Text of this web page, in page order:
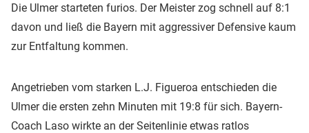
Die Ulmer starteten furios. Der Meister zog schnell auf 8:1
davon und ließ die Bayern mit aggressiver Defensive kaum
zur Entfaltung kommen.
Angetrieben vom starken L.J. Figueroa entschieden die
Ulmer die ersten zehn Minuten mit 19:8 für sich. Bayern-
Coach Laso wirkte an der Seitenlinie etwas ratlos